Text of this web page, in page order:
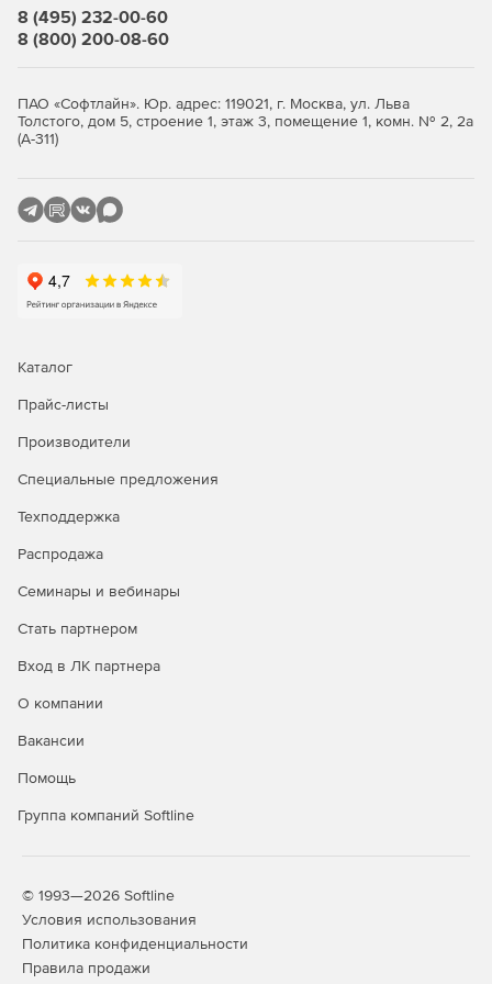
Топ-3 преимуществ:
Встроенный справочный центр.
Вместе с ALD Pro обычно приобретают
Edition
8 (495) 232-00-60
8 (800) 200-08-60
ПАО «Софтлайн». Юр. адрес: 119021, г. Москва, ул. Льва
Толстого, дом 5, строение 1, этаж 3, помещение 1, комн. № 2, 2а
(А-311)
Каталог
Прайс-листы
Производители
Специальные предложения
Техподдержка
Распродажа
Семинары и вебинары
Стать партнером
Вход в ЛК партнера
О компании
Вакансии
Помощь
Группа компаний Softline
© 1993—2026 Softline
Условия использования
Политика конфиденциальности
Правила продажи